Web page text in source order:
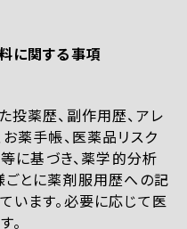
に関する事項
薬歴、副作用歴、アレ
薬手帳、医薬品リスク
に基づき、薬学的分析
ごとに薬剤服用歴への記
います。必要に応じて医
。